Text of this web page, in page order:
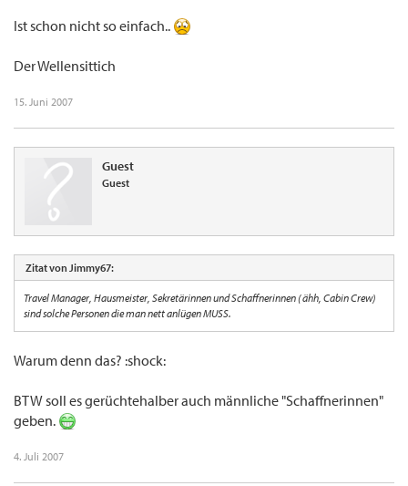
Ist schon nicht so einfach..
Der Wellensittich
15. Juni 2007
Guest
Guest
Zitat von Jimmy67:
Travel Manager, Hausmeister, Sekretärinnen und Schaffnerinnen ( ähh, Cabin Crew)
sind solche Personen die man nett anlügen MUSS.
Warum denn das? :shock:
BTW soll es gerüchtehalber auch männliche "Schaffnerinnen"
geben.
4. Juli 2007